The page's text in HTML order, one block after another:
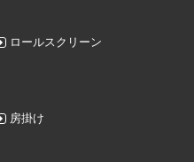
ロールスクリーン
房掛け